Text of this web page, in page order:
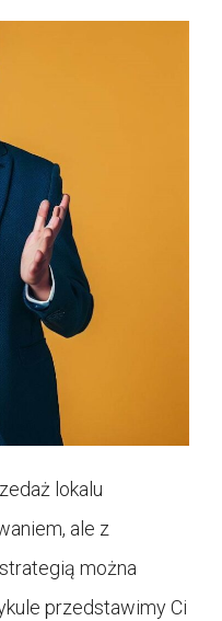
lokalu
ale z
można
przedstawimy Ci